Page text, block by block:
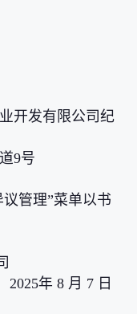
开发有限公司纪
9号
管理”菜单以书
7 日